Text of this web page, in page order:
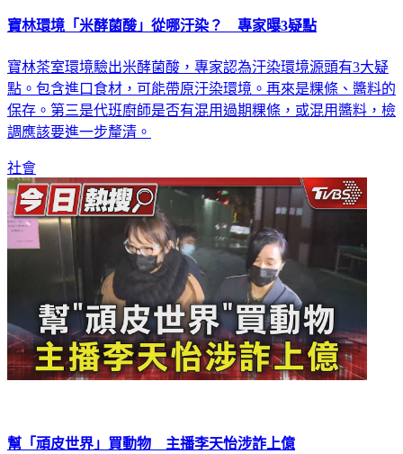
寶林環境「米酵菌酸」從哪汙染？ 專家曝3疑點
寶林茶室環境驗出米酵菌酸，專家認為汙染環境源頭有3大疑
點。包含進口食材，可能帶原汙染環境。再來是粿條、醬料的
保存。第三是代班廚師是否有混用過期粿條，或混用醬料，檢
調應該要進一步釐清。
社會
幫「頑皮世界」買動物 主播李天怡涉詐上億